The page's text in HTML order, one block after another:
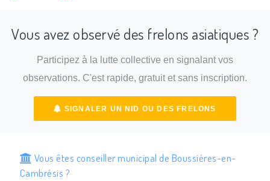
Vous avez observé des frelons asiatiques ?
Participez à la lutte collective en signalant vos
observations. C'est rapide, gratuit et sans inscription.
SIGNALER UN NID OU DES FRELONS
Vous êtes conseiller municipal de Boussières-en-
Cambrésis ?